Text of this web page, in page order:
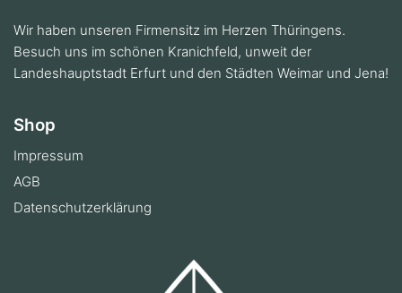
Wir haben unseren Firmensitz im Herzen Thüringens.
Besuch uns im schönen Kranichfeld, unweit der
Landeshauptstadt Erfurt und den Städten Weimar und Jena!
Shop
Impressum
AGB
Datenschutzerklärung